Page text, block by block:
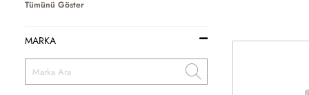
Tümünü Göster
MARKA